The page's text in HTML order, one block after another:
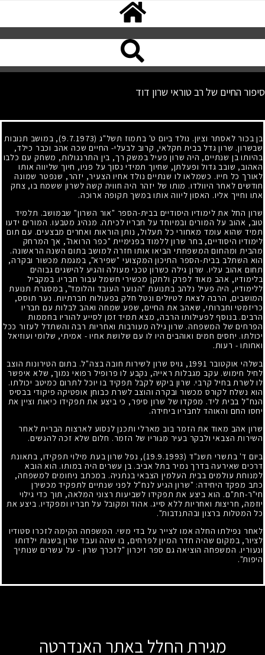
סיפור החיים של רב טוראי שרון דוד
בן בכור לאסתר וציון. נולד ביום ט' בתמוז תשל"ג (9.7.1973)
, במושב תנובות
שבשרון. שרון גדל בבית חקלאי, קרוב לבעלי- החיים שכה אהב וכבר כילד,
בהיותו בן שנתיים, היה שרון פעיל במשק רך, בין התרנגולות, משחק עם כלבו
האהוב, שובב גדול ופעלתן, שחיוך תמידי נסוך על פניו, חיוך שליווה אותו
לאורך כל חייו. כשמלאו לו שנתיים נולד אחיו הצעיר, יזהר, שנפטר שמונה
חודשים לאחר היוולדו. מותו של יזהר היה חוויה קשה לשרון ששמח בו, צחק
אתו וחייך אליו. האסון ליווה אותו במשך תקופה ארוכה.
שרון החל את לימודיו היסודיים בבית-הספר "אור השרון" שבמושב. תלמיד
טוב, אהוב על המורים ובמיוחד על חבריו לכיתה. מנהיג מטבעו. המורים ידעו
תמיד שהוא עומד מאחורי כל תעלול, נותן הוראות ואחרים מבצעים. עם תום
לימודיו היסודיים, בחר שרון ללמוד בפנימיית "כפר הרואה", אך המרחק
מהבית ומהחום המשפחתי הביאו אותו חזרה למושב בתום השנה הראשונה.
הוא השתלב בבית-הספר התיכון המקצועי "שפירא", במגמת מכשור ובקרה,
תחום אהוב עליו. שרון גילה כשרון טכני מעולה והגיע להישגים גבוהים
בלימודיו, אהב מאוד לפרק ולתקן מכשירי חשמל עבור חבריו. במקביל
ללימודיו, היה פעיל נלהב בתנועת "הנוער העובד והלומד", במסגרת תנועת
המושבים, הרבה לצאת לטיולים ונטל חלק בפעולות חברתיות. נער תוסס,
כריזמטי וחברותי, שאהב את החיים, שפע שמחה ואהב לבלות עם חבריו
הרבים. בנוסף לפעילותו הרבה, מצא תמיד זמן לסייע להוריו בחממות
הפרחים של המשפחה. שרון גילה מעורבות ואחריות רבה והשתדל לעזור ככל
יכולתו. יחסים חמים ואוהבים היו לו עם שלושת אחיו - אמיתי, שלומי ועוזיאל
ואחותו - רעות.
בשלהי אוקטובר 1991, גויס שרון לשירות חובה בצה"ל. בתום הטירונות הוצב
לחיל חימוש. עקב מגבלות ראייה, נקבע לו פרופיל רפואי נמוך, שלא איפשר
לו לשרת בחיל קרבי. שרון ביקש לקבל תפקיד בו יוכל לתרום כמיטב יכולתו.
הוא נשלח לקורס מכשור ובקרה והוצב לשרת כבוחן אופטיקה פיקודי בבסיס
הנח"ל בבית ליד. מפקדו של שרון סיפר, כי ביצע את תפקידו כיאות וציין את
יחסו החם והאוהד לחבריו ביחידה.
שרון אהב מאוד את הזמר בוב מארלי ותכנן לנסוע לארצות הברית לאחר
השירות הצבאי ולבקר בעיר מגוריו של הזמר. חלום שלא זכה להגשים.
ביום ד' בתשרי תשנ"ד (19.9.1993)
, נפל שרון בעת מילוי תפקידו, בתאונת
דרכים שאירעה בדרך נמיר בתל אביב. בן עשרים היה במותו. הוא הובא
למנוחת עולמים בבית העלמין הצבאי בנתניה. במכתב ניחומים למשפחה,
כתב מפקד היחידה: "שרון הגיע לנח"ל לפני שנתיים לתפקיד מכשירן
חי"ר-חת"ם. הוא ביצע את תפקידו לשביעות רצוני המלאה, תוך כדי גילוי
יוזמה, חריצות ואחריות ללא סייג. אהוד ומקובל על חבריו ומפקדיו. ביצע את
כל המטלות ברצון ובהתנדבות".
לאחר נפילתו החלה אמו לצייר על בדי משי. המשפחה הקימה לזכרו סטודיו
לציור, במקום שהיה חדר המיון לפרחים, בו שהה ועבד שרון בשנות ילדותו
ונעוריו. המשפחה הוציאה גם ספר זיכרון "לזכרך שרון - על עשרים שנותיך
היפות".
מגירת החלל באתר האנדרטה